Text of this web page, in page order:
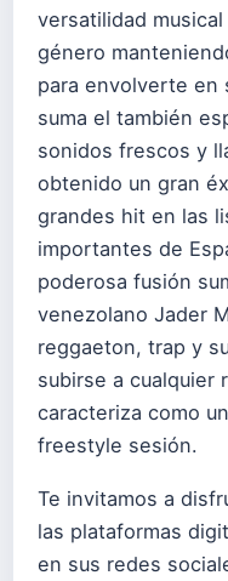
versatilidad
género
para envolverte en
suma el también
sonidos frescos y
obtenido un gran
grandes hit en las
importantes de
poderosa fusión
venezolano Jader
reggaeton, trap y
subirse a cualquier
caracteriza como
freestyle sesión.
Te invitamos a
las plataformas
en sus redes